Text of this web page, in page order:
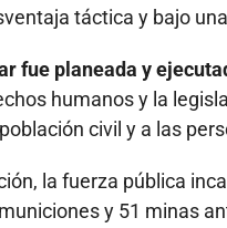
táctica y bajo
fue planeada y
humanos y la
civil y a las
la fuerza pública
y 51 minas